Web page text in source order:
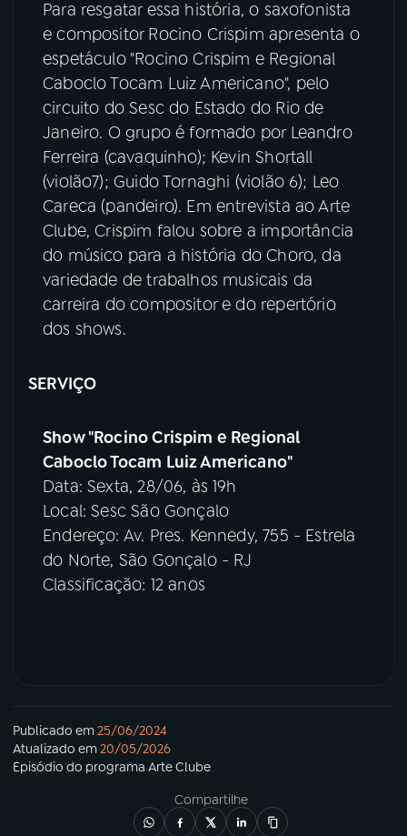
Para resgatar essa história, o saxofonista
e compositor Rocino Crispim apresenta o
espetáculo "Rocino Crispim e Regional
Caboclo Tocam Luiz Americano", pelo
circuito do Sesc do Estado do Rio de
Janeiro. O grupo é formado por Leandro
Ferreira (cavaquinho); Kevin Shortall
(violão7); Guido Tornaghi (violão 6); Leo
Careca (pandeiro). Em entrevista ao Arte
Clube, Crispim falou sobre a importância
do músico para a história do Choro, da
variedade de trabalhos musicais da
carreira do compositor e do repertório
dos shows.
SERVIÇO
Show "Rocino Crispim e Regional
Caboclo Tocam Luiz Americano"
Data: Sexta, 28/06, às 19h
Local: Sesc São Gonçalo
Endereço: Av. Pres. Kennedy, 755 - Estrela
do Norte, São Gonçalo - RJ
Classificação: 12 anos
Publicado em25/06/2024
Atualizado em20/05/2026
Episódio do programa Arte Clube
Compartilhe